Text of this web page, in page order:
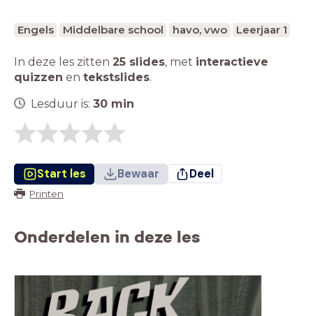
Engels Middelbare school havo, vwo Leerjaar 1
In deze les zitten 25 slides, met interactieve
quizzen en tekstslides.
Lesduur is: 30 min
Start les Bewaar Deel
Printen
Onderdelen in deze les